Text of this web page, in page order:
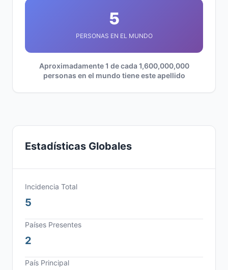
5
PERSONAS EN EL MUNDO
Aproximadamente 1 de cada 1,600,000,000
personas en el mundo tiene este apellido
Estadísticas Globales
Incidencia Total
5
Países Presentes
2
País Principal